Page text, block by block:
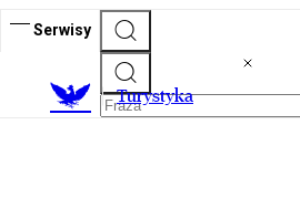
Serwisy
Turystyka